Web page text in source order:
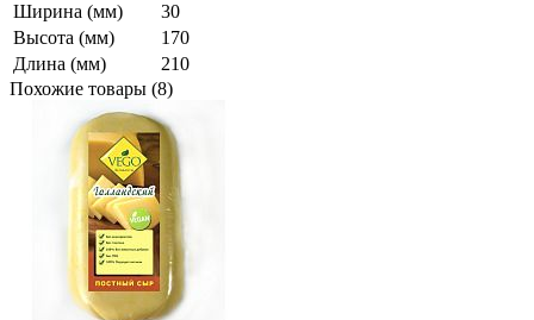
Ширина (мм)
30
Высота (мм)
170
Длина (мм)
210
Похожие товары (8)